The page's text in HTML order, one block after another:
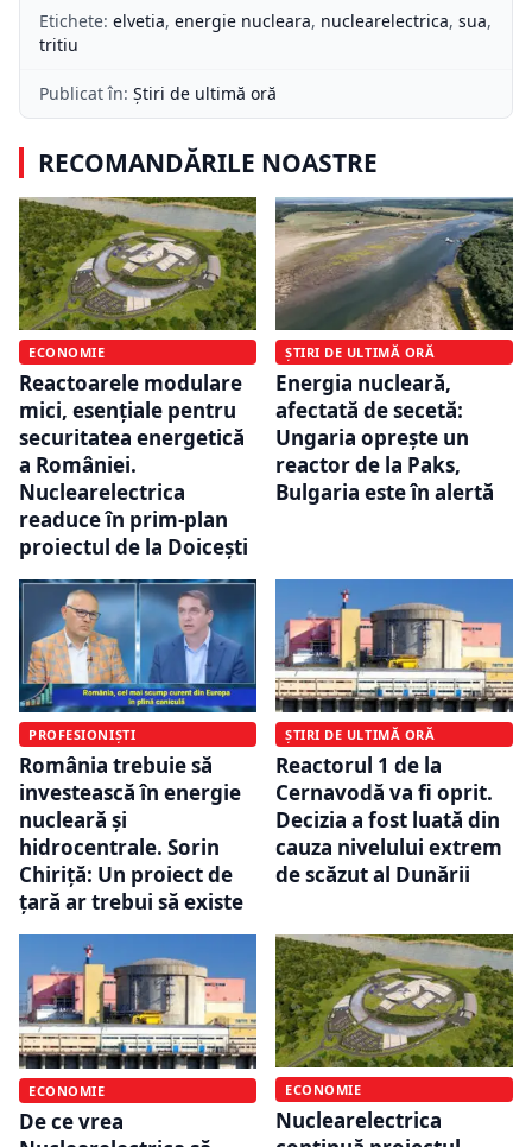
Etichete: elvetia, energie nucleara, nuclearelectrica, sua,
tritiu
Publicat în: Știri de ultimă oră
RECOMANDĂRILE NOASTRE
ECONOMIE
Reactoarele modulare
mici, esențiale pentru
securitatea energetică
a României.
Nuclearelectrica
readuce în prim-plan
proiectul de la Doicești
ȘTIRI DE ULTIMĂ ORĂ
Energia nucleară,
afectată de secetă:
Ungaria oprește un
reactor de la Paks,
Bulgaria este în alertă
PROFESIONIȘTI
România trebuie să
investească în energie
nucleară și
hidrocentrale. Sorin
Chiriță: Un proiect de
țară ar trebui să existe
ȘTIRI DE ULTIMĂ ORĂ
Reactorul 1 de la
Cernavodă va fi oprit.
Decizia a fost luată din
cauza nivelului extrem
de scăzut al Dunării
ECONOMIE
De ce vrea
ECONOMIE
Nuclearelectrica